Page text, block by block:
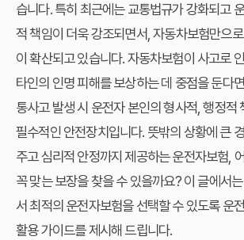
습니다. 특히 최근에는 교통법규가 강화되고
적 책임이 더욱 강조되면서, 자동차보험만으
이 확산되고 있습니다. 자동차보험이 사고로
타인의 인명 피해를 보상하는 데 중점을 둔다면,
통사고 발생 시 운전자 본인의 형사적, 행정적
필수적인 안전장치입니다. 뜻밖의 상황에 큰
주고 심리적 안정까지 제공하는 운전자보험,
꼭 맞는 보장을 찾을 수 있을까요? 이 글에서
서 최적의 운전자보험을 선택할 수 있도록운
활용 가이드를 제시해 드립니다.